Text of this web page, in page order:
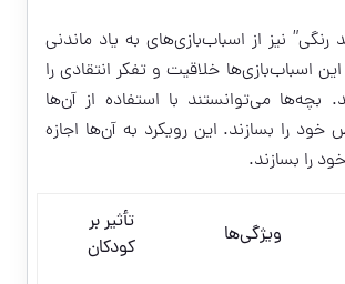
رنگی” نیز از اسباب‌بازی‌های به یاد ماندنی
این اسباب‌بازی‌ها خلاقیت و تفکر انتقادی را
بچه‌ها می‌توانستند با استفاده از آن‌ها
را بسازند. این رویکرد به آن‌ها اجازه
را بسازند.
ویژگی‌ها
تأثیر بر
کودکان